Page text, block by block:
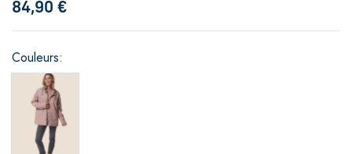
84,90 €
Couleurs